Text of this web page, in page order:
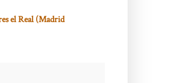
el Real (Madrid